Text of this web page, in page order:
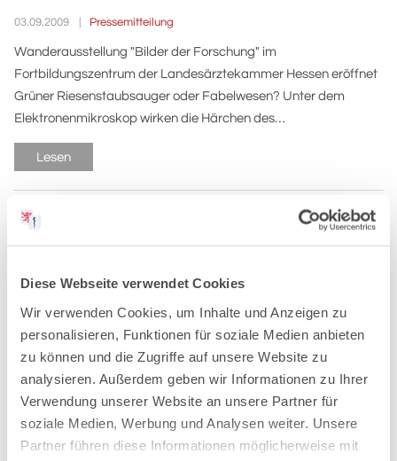
Diese Webseite verwendet Cookies
Wir verwenden Cookies, um Inhalte und Anzeigen zu
personalisieren, Funktionen für soziale Medien anbieten
zu können und die Zugriffe auf unsere Website zu
analysieren. Außerdem geben wir Informationen zu Ihrer
Verwendung unserer Website an unsere Partner für
soziale Medien, Werbung und Analysen weiter. Unsere
Partner führen diese Informationen möglicherweise mit
03.09.2009 Pressemitteilung
Wanderausstellung "Bilder der Forschung" im
Fortbildungszentrum der Landesärztekammer Hessen eröffnet
Grüner Riesenstaubsauger oder Fabelwesen? Unter dem
Elektronenmikroskop wirken die Härchen des…
Lesen
Presse:
Pressemitteilungen
Stellungnahmen und Interviews
Editorials
Mediathek
Aktionen & Projekte
Publikationen